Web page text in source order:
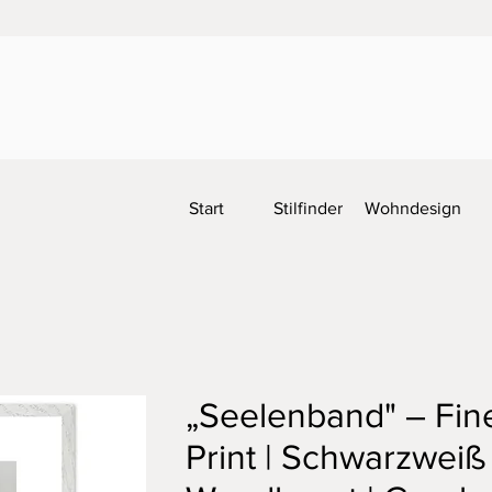
Start Stilfinder Wohndesign
„Seelenband" –
Print | Schwarzweiß